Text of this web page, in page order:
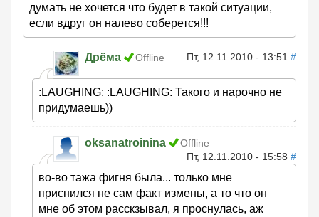
думать не хочется что будет в такой ситуации,
если вдруг он налево соберется!!!
Дрёма Offline Пт, 12.11.2010 - 13:51 #
:LAUGHING: :LAUGHING: Такого и нарочно не
придумаешь))
oksanatroinina
Offline
Пт, 12.11.2010 - 15:58 #
во-во тажа фигня была... только мне
приснился не сам факт измены, а то что он
мне об этом расскзывал, я проснулась, аж